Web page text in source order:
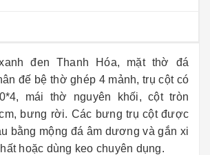
đen Thanh Hóa, mặt thờ đá
đế bệ thờ ghép 4 mảnh, trụ cột có
mái thờ nguyên khối, cột tròn
bưng rời. Các bưng trụ cột được
bằng mộng đá âm dương và gắn xi
hoặc dùng keo chuyên dụng.